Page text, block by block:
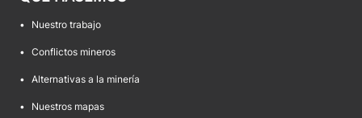
• Nuestro trabajo
• Conflictos mineros
• Alternativas a la minería
• Nuestros mapas